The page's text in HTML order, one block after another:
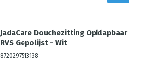
JadaCare Douchezitting Opklapbaar
RVS Gepolijst - Wit
8720297513138